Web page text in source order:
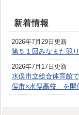
新着情報
2026年7月29日更新
第５１回みなまた競
2026年7月17日更新
水俣市立総合体育館
俣市×水俣高校」を開